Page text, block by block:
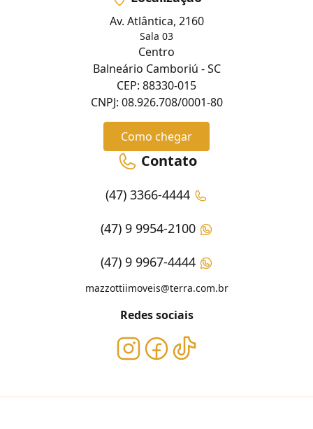
Av. Atlântica, 2160
Sala 03
Centro
Balneário Camboriú - SC
CEP: 88330-015
CNPJ: 08.926.708/0001-80
Como chegar
Contato
(47) 3366-4444
(47) 9 9954-2100
(47) 9 9967-4444
mazzottiimoveis@terra.com.br
Redes sociais